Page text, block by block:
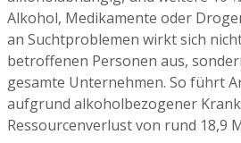
Alkohol, Medikamente oder
an Suchtproblemen wirkt sich
betroffenen Personen aus,
gesamte Unternehmen. So führt
aufgrund alkoholbezogener
Ressourcenverlust von rund 18,9